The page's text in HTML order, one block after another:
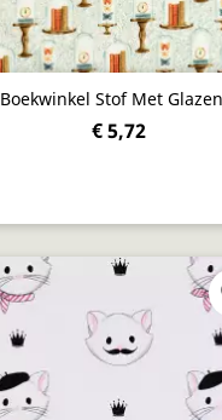
Boekwinkel Stof Met
€ 5,72